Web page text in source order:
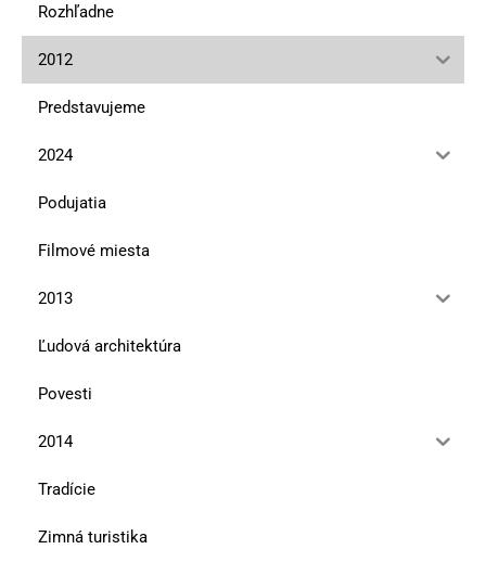
Rozhľadne
2012
Predstavujeme
2024
Podujatia
Filmové miesta
2013
Ľudová architektúra
Povesti
2014
Tradície
Zimná turistika